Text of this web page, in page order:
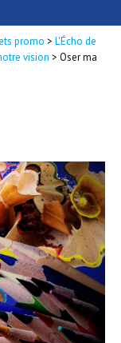
promo > L'Écho de
vision > Oser ma